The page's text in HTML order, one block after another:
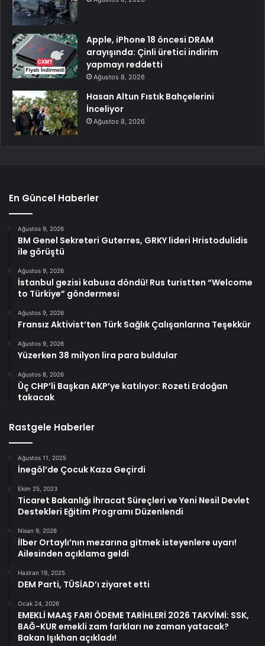
Apple, iPhone 18 öncesi DRAM
arayışında: Çinli üretici indirim
yapmayı reddetti
Ağustos 8, 2026
Hasan Altun Fıstık Bahçelerini
İnceliyor
Ağustos 8, 2026
En Güncel Haberler
Ağustos 9, 2026
BM Genel Sekreteri Guterres, GRKY lideri Hristodulidis
ile görüştü
Ağustos 9, 2026
İstanbul gezisi kabusa döndü! Rus turistten “Welcome
to Türkiye” göndermesi
Ağustos 9, 2026
Fransız Aktivist’ten Türk Sağlık Çalışanlarına Teşekkür
Ağustos 9, 2026
Yüzerken 38 milyon lira para buldular
Ağustos 8, 2026
Üç CHP’li Başkan AKP’ye katılıyor: Rozeti Erdoğan
takacak
Rastgele Haberler
Ağustos 11, 2025
İnegöl’de Çocuk Kaza Geçirdi
Ekim 25, 2023
Ticaret Bakanlığı İhracat Süreçleri ve Yeni Nesil Devlet
Destekleri Eğitim Programı Düzenlendi
Nisan 9, 2026
İlber Ortaylı’nın mezarına gitmek isteyenlere uyarı!
Ailesinden açıklama geldi
Haziran 19, 2025
DEM Parti, TÜSİAD’ı ziyaret etti
Ocak 24, 2026
EMEKLİ MAAŞ FARI ÖDEME TARİHLERİ 2026 TAKVİMİ: SSK,
BAĞ-KUR emekli zam farkları ne zaman yatacak?
Bakan Işıkhan açıkladı!